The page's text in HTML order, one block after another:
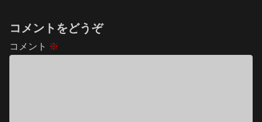
コメントをどうぞ
コメント ※